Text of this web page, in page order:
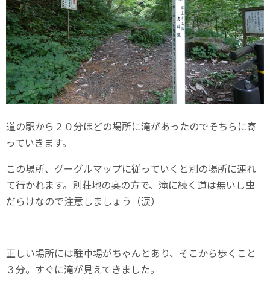
道の駅から２０分ほどの場所に滝があったのでそちらに寄
っていきます。
この場所、グーグルマップに従っていくと別の場所に連れ
て行かれます。別荘地の奥の方で、滝に続く道は無いし虫
だらけなので注意しましょう（涙）
正しい場所には駐車場がちゃんとあり、そこから歩くこと
３分。すぐに滝が見えてきました。